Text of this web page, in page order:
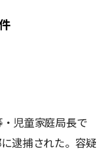
児童家庭局長で
逮捕された。容疑